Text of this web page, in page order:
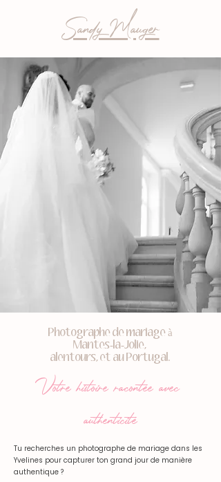
Sandy Mauger
Photographe de mariage à
Mantes-la-Jolie,
alentours, et au Portugal.
Votre histoire racontée avec
authenticité
Tu recherches un photographe de mariage dans les
Yvelines pour capturer ton grand jour de manière
authentique ?